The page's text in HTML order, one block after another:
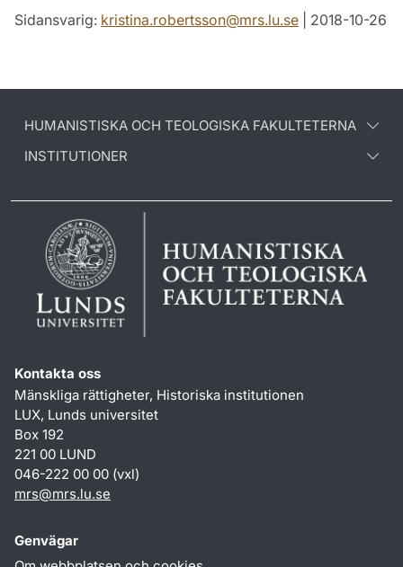
Sidansvarig: kristina.robertsson@mrs.lu.se | 2018-10-26
HUMANISTISKA OCH TEOLOGISKA FAKULTETERNA
INSTITUTIONER
Kontakta oss
Mänskliga rättigheter, Historiska institutionen
LUX, Lunds universitet
Box 192
221 00 LUND
046-222 00 00 (vxl)
mrs@mrs.lu.se
Genvägar